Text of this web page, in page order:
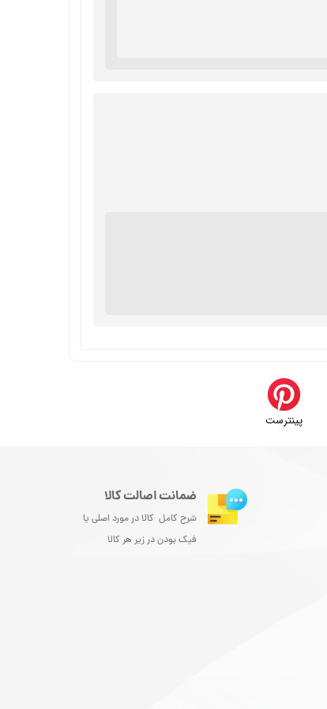
پینترست
ضمانت اصالت کالا
شرح کامل کالا در مورد اصلی یا
فیک بودن در زیر هر کالا